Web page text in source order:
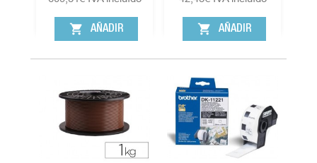
shopping_cart AÑADIR shopping_cart AÑADIR